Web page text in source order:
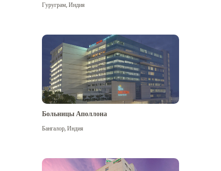
Посмотреть больше
Гуруграм,Индия
Больницы Аполлона
Бангалор,Индия